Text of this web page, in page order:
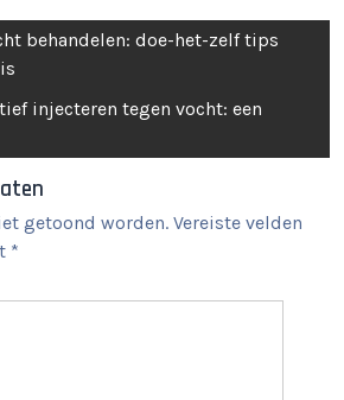
behandelen: doe-het-zelf tips
injecteren tegen vocht: een
getoond worden. Vereiste velden
*